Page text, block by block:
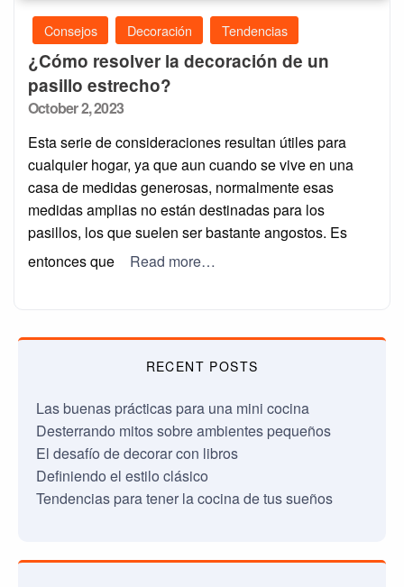
Consejos Decoración Tendencias
¿Cómo resolver la decoración de un
pasillo estrecho?
Posted
October 2, 2023
Esta serie de consideraciones resultan útiles para
cualquier hogar, ya que aun cuando se vive en una
casa de medidas generosas, normalmente esas
medidas amplias no están destinadas para los
pasillos, los que suelen ser bastante angostos. Es
entonces que
Read more…
RECENT POSTS
Las buenas prácticas para una mini cocina
Desterrando mitos sobre ambientes pequeños
El desafío de decorar con libros
Definiendo el estilo clásico
Tendencias para tener la cocina de tus sueños